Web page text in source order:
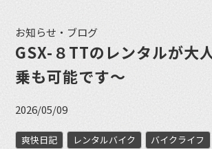
お知らせ・ブログ
GSX-８TTのレンタルが大
乗も可能です〜
2026/05/09
爽快日記 レンタルバイク バイクライフ